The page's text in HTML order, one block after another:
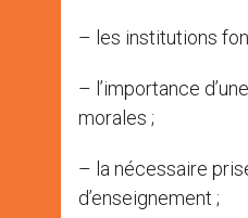
– les institutions
– l’importance
morales ;
– la nécessaire
d’enseignement ;